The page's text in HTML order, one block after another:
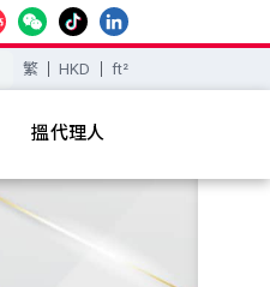
繁 HKD ft²
搵代理人